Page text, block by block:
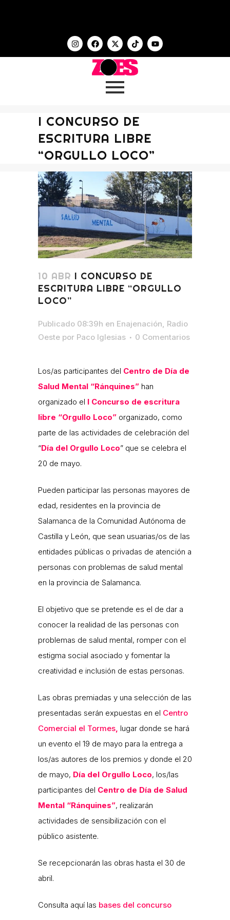
I CONCURSO DE
ESCRITURA LIBRE
“ORGULLO LOCO”
10 ABR I CONCURSO DE
ESCRITURA LIBRE “ORGULLO
LOCO”
Publicado 08:39h en Enajenación Radio
Oeste por Paco Iglesias 0 Comentarios
Los/as participantes del Centro de Día de
Salud Mental “Ránquines” han
organizado el I Concurso de escritura
libre “Orgullo Loco” organizado, como
parte de las actividades de celebración del
“Día del Orgullo Loco” que se celebra el
20 de mayo.
Pueden participar las personas mayores de
edad, residentes en la provincia de
Salamanca de la Comunidad Autónoma de
Castilla y León, que sean usuarias/os de las
entidades públicas o privadas de atención a
personas con problemas de salud mental
en la provincia de Salamanca.
El objetivo que se pretende es el de dar a
conocer la realidad de las personas con
problemas de salud mental, romper con el
estigma social asociado y fomentar la
creatividad e inclusión de estas personas.
Las obras premiadas y una selección de las
presentadas serán expuestas en el Centro
Comercial el Tormes lugar donde se hará
un evento el 19 de mayo para la entrega a
los/as autores de los premios y donde el 20
de mayo, Día del Orgullo Loco, los/las
participantes del Centro de Día de Salud
Mental “Ránquines”, realizarán
actividades de sensibilización con el
público asistente.
Se recepcionarán las obras hasta el 30 de
abril.
Consulta aquí las bases del concurso